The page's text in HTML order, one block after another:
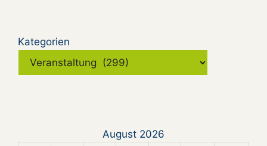
Kategorien
August 2026